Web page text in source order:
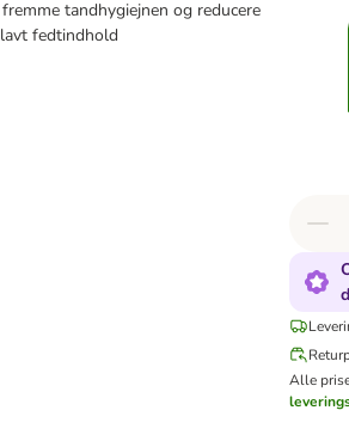
tandhygiejnen og reducere
fedtindhold
Alle